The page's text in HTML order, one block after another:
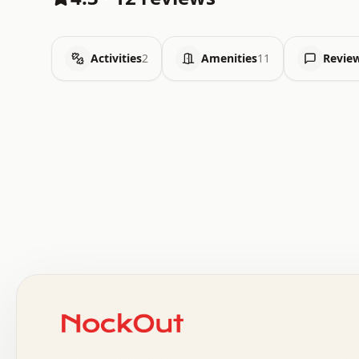
Activities2 Amenities11
.   +   .   .   o   .   .   .   .   .   .   :   .
.   .   .   o   .   .   .   .   .   .   .   .   x   .